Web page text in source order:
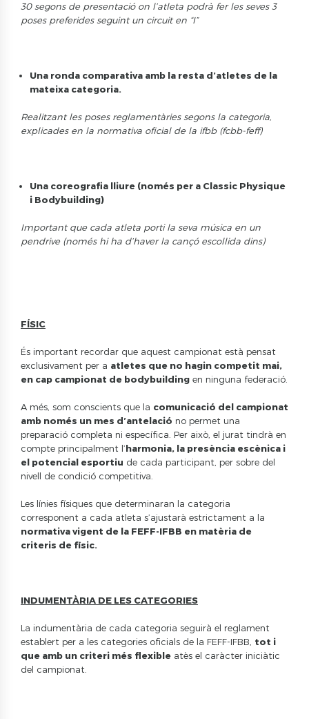
30 segons de presentació on l’atleta podrà fer les seves 3
poses preferides seguint un circuit en “I”
Una ronda comparativa amb la resta d’atletes de la
mateixa categoria.
Realitzant les poses reglamentàries segons la categoria,
explicades en la normativa oficial de la ifbb (fcbb-feff)
Una coreografia lliure (només per a Classic Physique
i Bodybuilding)
Important que cada atleta porti la seva música en un
pendrive (només hi ha d’haver la cançó escollida dins)
FÍSIC
És important recordar que aquest campionat està pensat
exclusivament per a atletes que no hagin competit mai,
en cap campionat de bodybuilding en ninguna federació.
A més, som conscients que la comunicació del campionat
amb només un mes d’antelació no permet una
preparació completa ni específica. Per això, el jurat tindrà en
compte principalment l’harmonia, la presència escènica i
el potencial esportiu de cada participant, per sobre del
nivell de condició competitiva.
Les línies físiques que determinaran la categoria
corresponent a cada atleta s’ajustarà estrictament a la
normativa vigent de la FEFF-IFBB en matèria de
criteris de físic.
INDUMENTÀRIA DE LES CATEGORIES
La indumentària de cada categoria seguirà el reglament
establert per a les categories oficials de la FEFF-IFBB, tot i
que amb un criteri més flexible atès el caràcter iniciàtic
del campionat.